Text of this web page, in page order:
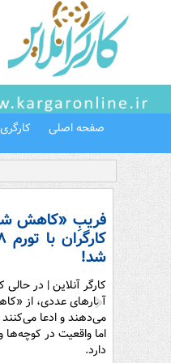
صفحه اصلی
فریبِ «کاهش
شد!
کارگر آنلاین | در حالی
آمارهای عددی، از
می‌دهند و ادعا
اما واقعیت در
دارد.